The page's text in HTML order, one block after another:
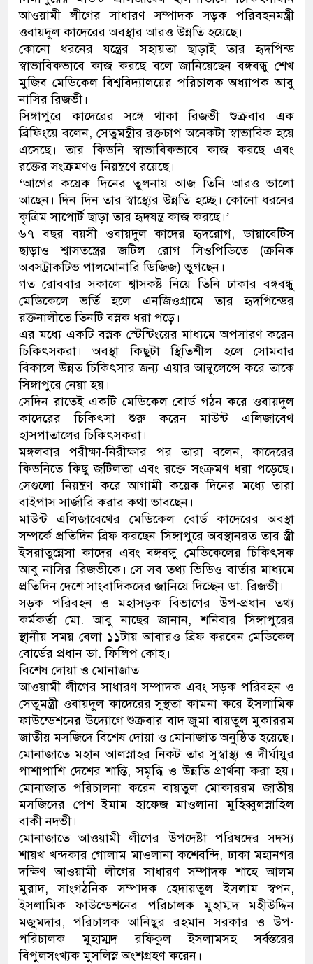
যে ভাবে ডেভিড ইমনের কাছে
‘আজহার খান’
অবৈধ বিদেশি পিস্তল,
ডাকাতির প্রস্তুতিকালে
থানা পুলিশ
আওয়ামী লীগের সাধারণ সম্পাদক সড়ক পরিবহনমন্ত্রী
ওবায়দুল কাদেরের অবস্থার আরও উন্নতি হয়েছে।
কোনো ধরনের যন্ত্রের সহায়তা ছাড়াই তার হৃদপিন্ড
স্বাভাবিকভাবে কাজ করছে বলে জানিয়েছেন বঙ্গবন্ধু শেখ
মুজিব মেডিকেল বিশ্ববিদ্যালয়ের পরিচালক অধ্যাপক আবু
নাসির রিজভী।
সিঙ্গাপুরে কাদেরের সঙ্গে থাকা রিজভী শুক্রবার এক
ব্রিফিংয়ে বলেন, সেতুমন্ত্রীর রক্তচাপ অনেকটা স্বাভাবিক হয়ে
এসেছে। তার কিডনি স্বাভাবিকভাবে কাজ করছে এবং
রক্তের সংক্রমণও নিয়ন্ত্রণে রয়েছে।
‘আগের কয়েক দিনের তুলনায় আজ তিনি আরও ভালো
আছেন। দিন দিন তার স্বাস্থ্যের উন্নতি হচ্ছে। কোনো ধরনের
কৃত্রিম সাপোর্ট ছাড়া তার হৃদযন্ত্র কাজ করছে।’
৬৭ বছর বয়সী ওবায়দুল কাদের হৃদরোগ, ডায়াবেটিস
ছাড়াও শ্বাসতন্ত্রের জটিল রোগ সিওপিডিতে (ক্রনিক
অবসট্রাকটিভ পালমোনারি ডিজিজ) ভুগছেন।
গত রোববার সকালে শ্বাসকষ্ট নিয়ে তিনি ঢাকার বঙ্গবন্ধু
মেডিকেলে ভর্তি হলে এনজিওগ্রামে তার হৃদপিন্ডের
রক্তনালীতে তিনটি বস্নক ধরা পড়ে।
এর মধ্যে একটি বস্নক স্টেন্টিংয়ের মাধ্যমে অপসারণ করেন
চিকিৎসকরা। অবস্থা কিছুটা স্থিতিশীল হলে সোমবার
বিকালে উন্নত চিকিৎসার জন্য এয়ার আম্বুলেন্সে করে তাকে
সিঙ্গাপুরে নেয়া হয়।
সেদিন রাতেই একটি মেডিকেল বোর্ড গঠন করে ওবায়দুল
কাদেরের চিকিৎসা শুরু করেন মাউন্ট এলিজাবেথ
হাসপাতালের চিকিৎসকরা।
মঙ্গলবার পরীক্ষা-নিরীক্ষার পর তারা বলেন, কাদেরের
কিডনিতে কিছু জটিলতা এবং রক্তে সংক্রমণ ধরা পড়েছে।
সেগুলো নিয়ন্ত্রণ করে আগামী কয়েক দিনের মধ্যে তারা
বাইপাস সার্জারি করার কথা ভাবছেন।
মাউন্ট এলিজাবেথের মেডিকেল বোর্ড কাদেরের অবস্থা
সম্পর্কে প্রতিদিন ব্রিফ করছেন সিঙ্গাপুরে অবস্থানরত তার স্ত্রী
ইসরাতুন্নেসা কাদের এবং বঙ্গবন্ধু মেডিকেলের চিকিৎসক
আবু নাসির রিজভীকে। সে সব তথ্য ভিডিও বার্তার মাধ্যমে
প্রতিদিন দেশে সাংবাদিকদের জানিয়ে দিচ্ছেন ডা. রিজভী।
সড়ক পরিবহন ও মহাসড়ক বিভাগের উপ-প্রধান তথ্য
কর্মকর্তা মো. আবু নাছের জানান, শনিবার সিঙ্গাপুরের
স্থানীয় সময় বেলা ১১টায় আবারও ব্রিফ করবেন মেডিকেল
বোর্ডের প্রধান ডা. ফিলিপ কোহ।
বিশেষ দোয়া ও মোনাজাত
আওয়ামী লীগের সাধারণ সম্পাদক এবং সড়ক পরিবহন ও
সেতুমন্ত্রী ওবায়দুল কাদেরের সুস্থতা কামনা করে ইসলামিক
ফাউন্ডেশনের উদ্যোগে শুক্রবার বাদ জুমা বায়তুল মুকাররম
জাতীয় মসজিদে বিশেষ দোয়া ও মোনাজাত অনুষ্ঠিত হয়েছে।
মোনাজাতে মহান আলস্নাহর নিকট তার সুস্বাস্থ্য ও দীর্ঘায়ুর
পাশাপাশি দেশের শান্তি, সমৃদ্ধি ও উন্নতি প্রার্থনা করা হয়।
মোনাজাত পরিচালনা করেন বায়তুল মোকাররম জাতীয়
মসজিদের পেশ ইমাম হাফেজ মাওলানা মুহিব্বুলস্নাহিল
বাকী নদভী।
মোনাজাতে আওয়ামী লীগের উপদেষ্টা পরিষদের সদস্য
শায়খ খন্দকার গোলাম মাওলানা কশেবন্দি, ঢাকা মহানগর
দক্ষিণ আওয়ামী লীগের সাধারণ সম্পাদক শাহে আলম
মুরাদ, সাংগঠনিক সম্পাদক হেদায়তুল ইসলাম স্বপন,
ইসলামিক ফাউন্ডেশনের পরিচালক মুহাম্মদ মহীউদ্দিন
মজুমদার, পরিচালক আনিছুর রহমান সরকার ও উপ-
পরিচালক মুহাম্মদ রফিকুল ইসলামসহ সর্বস্তরের
বিপুলসংখ্যক মুসলিস্ন অংশগ্রহণ করেন।